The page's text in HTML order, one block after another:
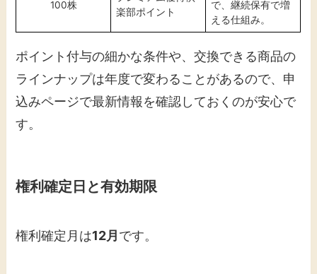
100株
楽部ポイント
で、継続保有で増
える仕組み。
ポイント付与の細かな条件や、交換できる商品の
ラインナップは年度で変わることがあるので、申
込みページで最新情報を確認しておくのが安心で
す。
権利確定日と有効期限
権利確定月は12月です。